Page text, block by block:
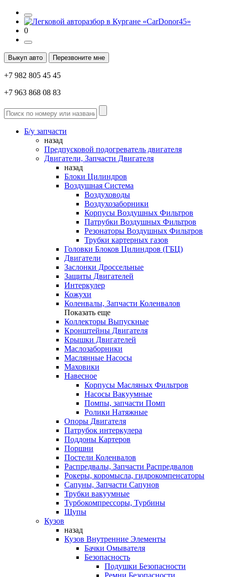
0
Выкуп авто Перезвоните мне
+7 982 805 45 45
+7 963 868 08 83
Б/у запчасти
назад
Предпусковой подогреватель двигателя
Двигатели, Запчасти Двигателя
назад
Блоки Цилиндров
Воздушная Система
Воздуховоды
Воздухозаборники
Корпусы Воздушных Фильтров
Патрубки Воздушных Фильтров
Резонаторы Воздушных Фильтров
Трубки картерных газов
Головки Блоков Цилиндров (ГБЦ)
Двигатели
Заслонки Дроссельные
Защиты Двигателей
Интеркулер
Кожухи
Коленвалы, Запчасти Коленвалов
Показать еще
Коллекторы Выпускные
Кронштейны Двигателя
Крышки Двигателей
Маслозаборники
Маслянные Насосы
Маховики
Навесное
Корпусы Масляных Фильтров
Насосы Вакуумные
Помпы, запчасти Помп
Ролики Натяжные
Опоры Двигателя
Патрубок интеркулера
Поддоны Картеров
Поршни
Постели Коленвалов
Распредвалы, Запчасти Распредвалов
Рокеры, коромысла, гидрокомпенсаторы
Сапуны, Запчасти Сапунов
Трубки вакуумные
Турбокомпрессоры, Турбины
Щупы
Кузов
назад
Кузов Внутренние Элементы
Бачки Омывателя
Безопасность
Подушки Безопасности
Ремни Безопасности